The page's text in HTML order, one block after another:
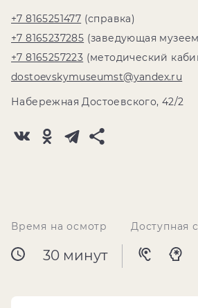
+7 8165251477 (справка)
+7 8165237285 (заведующая
+7 8165257223 (методический
dostoevskymuseumst@yandex.ru
Набережная Достоевского, 42/2
Время на осмотр
30 минут
Доступная